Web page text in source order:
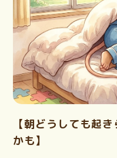
【朝どうしても起
かも】